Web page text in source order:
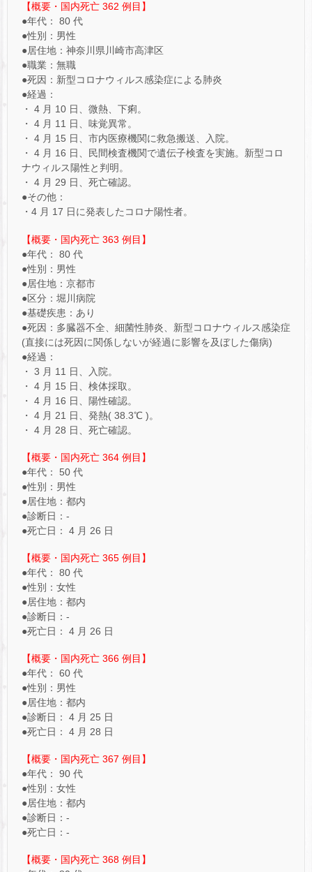
【概要・国内死亡 362 例目】
●年代： 80 代
●性別：男性
●居住地：神奈川県川崎市高津区
●職業：無職
●死因：新型コロナウィルス感染症による肺炎
●経過：
・ 4 月 10 日、微熱、下痢。
・ 4 月 11 日、味覚異常。
・ 4 月 15 日、市内医療機関に救急搬送、入院。
・ 4 月 16 日、民間検査機関で遺伝子検査を実施。新型コロ
ナウィルス陽性と判明。
・ 4 月 29 日、死亡確認。
●その他：
・4 月 17 日に発表したコロナ陽性者。
【概要・国内死亡 363 例目】
●年代： 80 代
●性別：男性
●居住地：京都市
●区分：堀川病院
●基礎疾患：あり
●死因：多臓器不全、細菌性肺炎、新型コロナウィルス感染症
(直接には死因に関係しないが経過に影響を及ぼした傷病)
●経過：
・ 3 月 11 日、入院。
・ 4 月 15 日、検体採取。
・ 4 月 16 日、陽性確認。
・ 4 月 21 日、発熱( 38.3℃ )。
・ 4 月 28 日、死亡確認。
【概要・国内死亡 364 例目】
●年代： 50 代
●性別：男性
●居住地：都内
●診断日：-
●死亡日： 4 月 26 日
【概要・国内死亡 365 例目】
●年代： 80 代
●性別：女性
●居住地：都内
●診断日：-
●死亡日： 4 月 26 日
【概要・国内死亡 366 例目】
●年代： 60 代
●性別：男性
●居住地：都内
●診断日： 4 月 25 日
●死亡日： 4 月 28 日
【概要・国内死亡 367 例目】
●年代： 90 代
●性別：女性
●居住地：都内
●診断日：-
●死亡日：-
【概要・国内死亡 368 例目】